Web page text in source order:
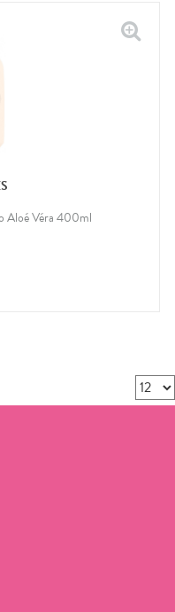
Aloé Véra 400ml